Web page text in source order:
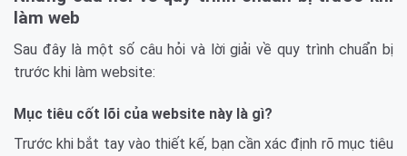
làm web
Sau đây là một số câu hỏi và lời giải về quy trình chuẩn bị
trước khi làm website:
Mục tiêu cốt lõi của website này là gì?
Trước khi bắt tay vào thiết kế, bạn cần xác định rõ mục tiêu